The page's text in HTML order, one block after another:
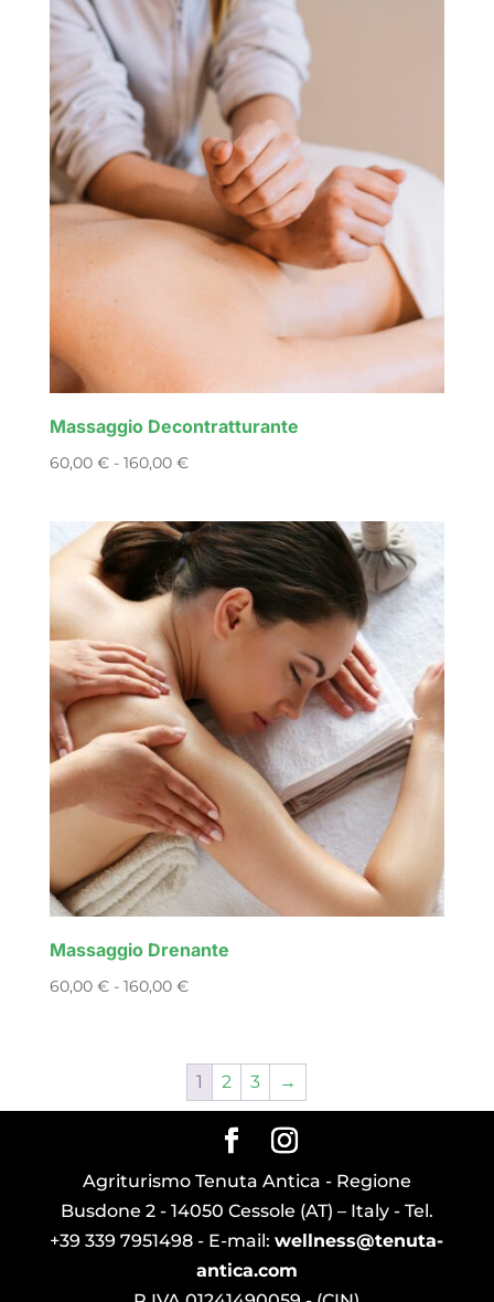
da
60,00 €
160,00 €
Massaggio Decontratturante
60,00 € - 160,00 €Fascia
da
60,00 €
a
160,00 €
Massaggio Drenante
60,00 € - 160,00 €Fascia
da
60,00 €
a
160,00 €
1 2 3 →
Agriturismo Tenuta Antica - Regione
Busdone 2 - 14050 Cessole (AT) – Italy - Tel.
+39 339 7951498 - E-mail:wellness@tenuta-
antica.com